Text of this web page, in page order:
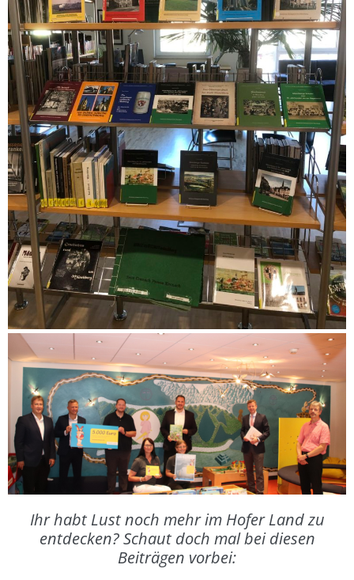
Ihr habt Lust noch mehr im Hofer Land zu
entdecken? Schaut doch mal bei diesen
Beiträgen vorbei: